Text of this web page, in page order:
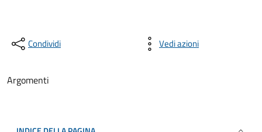
Condividi Vedi azioni
Argomenti